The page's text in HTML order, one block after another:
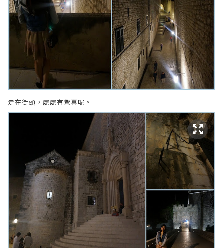
走在街頭，處處有驚喜呢。